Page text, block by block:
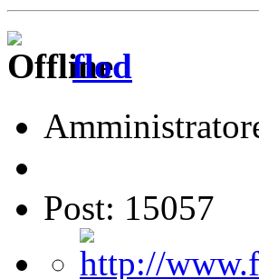
flod
Post: 15057